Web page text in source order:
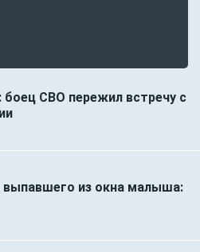
боец СВО пережил встречу с
выпавшего из окна малыша: